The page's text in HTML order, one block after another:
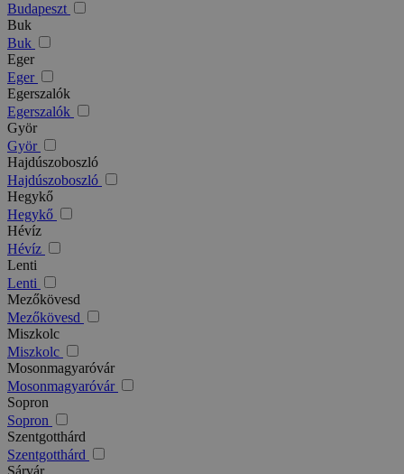
Budapeszt
Buk
Buk
Eger
Eger
Egerszalók
Egerszalók
Györ
Györ
Hajdúszoboszló
Hajdúszoboszló
Hegykő
Hegykő
Hévíz
Hévíz
Lenti
Lenti
Mezőkövesd
Mezőkövesd
Miszkolc
Miszkolc
Mosonmagyaróvár
Mosonmagyaróvár
Sopron
Sopron
Szentgotthárd
Szentgotthárd